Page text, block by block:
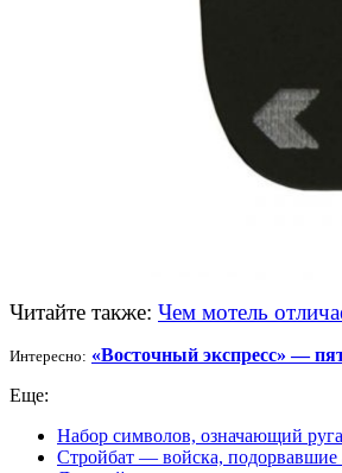
Читайте также: Чем мотель
Интересно: «Восточный экспресс» —
Еще:
Набор символов, означающий
Стройбат — войска, подорвавшие